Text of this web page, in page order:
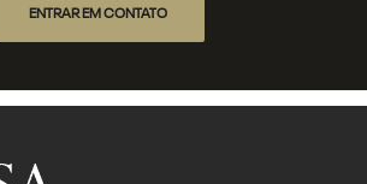
ENTRAR EM CONTATO